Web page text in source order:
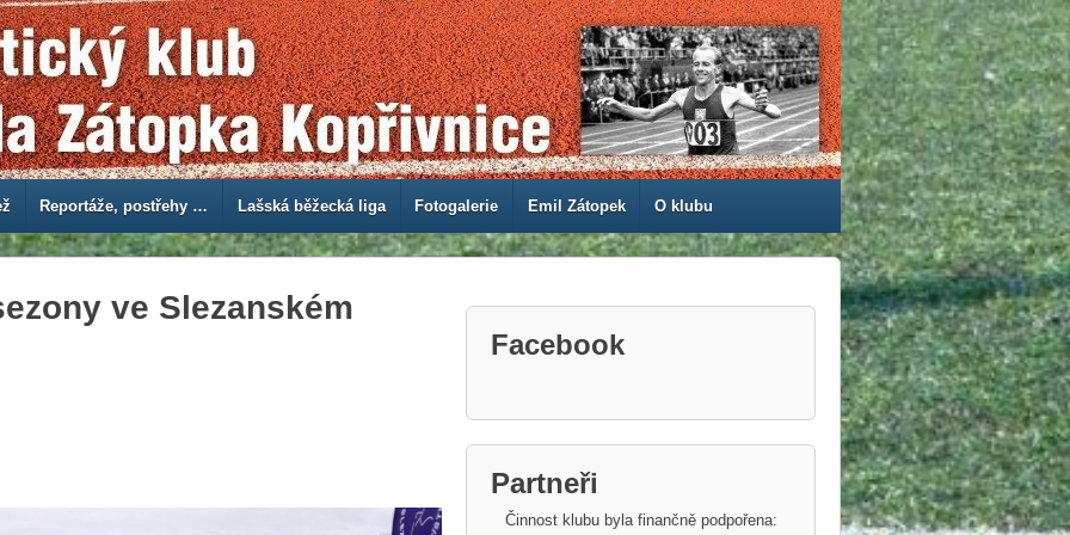
Reportáže, postřehy … Lašská běžecká liga Fotogalerie Emil Zátopek O klubu
ve Slezanském
Facebook
Partneři
Činnost klubu byla finančně podpořena: